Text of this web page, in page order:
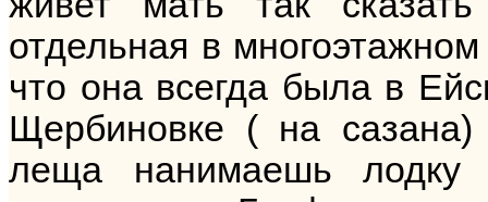
отдельная в
что она всегда была в
Щербиновке ( на
леща нанимаешь